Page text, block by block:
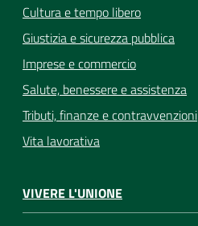
Cultura e tempo libero
Giustizia e sicurezza pubblica
Imprese e commercio
Salute, benessere e assistenza
Tributi, finanze e contravvenzioni
Vita lavorativa
VIVERE L'UNIONE